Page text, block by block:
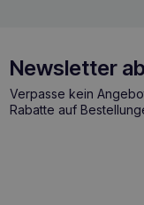
Newsletter
Verpasse kein
Rabatte auf